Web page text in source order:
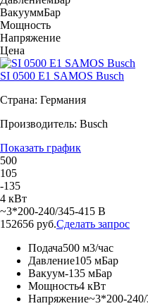
ВакууммБар
Мощность
Напряжение
Цена
SI 0500 E1 SAMOS Busch
Страна: Германия
Производитель: Busch
Показать график
500
105
-135
4 кВт
~3*200-240/345-415 В
152656 руб.Сделать запрос
Подача500 м3/час
Давление105 мБар
Вакуум-135 мБар
Мощность4 кВт
Напряжение~3*200-